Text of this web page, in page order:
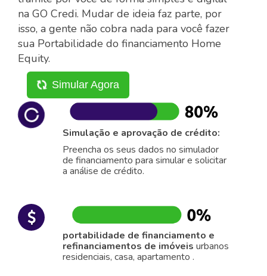
na GO Credi. Mudar de ideia faz parte, por
isso, a gente não cobra nada para você fazer
sua Portabilidade do financiamento Home
Equity.
Simular Agora
Simulação e aprovação de crédito:
Preencha os seus dados no simulador
de financiamento para simular e solicitar
a análise de crédito.
portabilidade de financiamento e
refinanciamentos de imóveis urbanos
residenciais, casa, apartamento .